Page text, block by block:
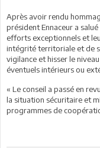
Après avoir rendu
président Ennaceur a
efforts exceptionnels et
intégrité territoriale et de
vigilance et hisser le
éventuels intérieurs ou
« Le conseil a passé en
la situation sécuritaire et
programmes de